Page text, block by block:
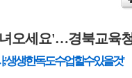
오세요'…경북교육
'생생한 독도 수업 할 수 있을 것'